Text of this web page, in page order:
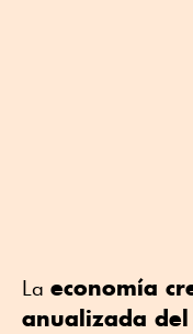
La economía
anualizada